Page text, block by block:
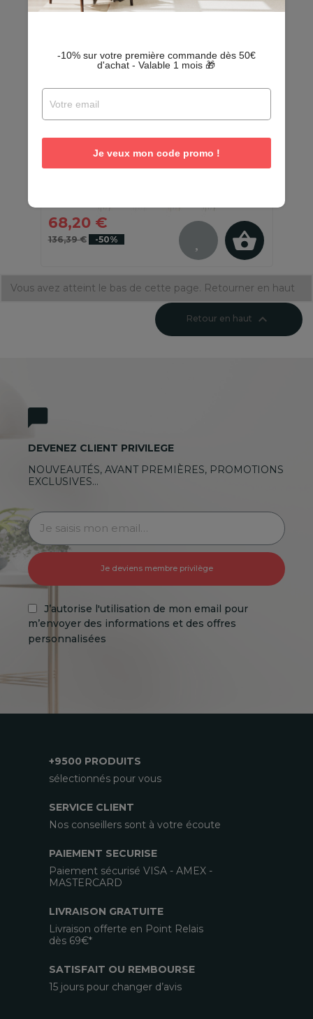
2 Cache-pots sur pieds en métal
Mesh
68,20 €
136,39 € -50%
Vous avez atteint le bas de cette page. Retourner en haut
Retour en haut 
DEVENEZ CLIENT PRIVILEGE
NOUVEAUTÉS, AVANT PREMIÈRES, PROMOTIONS
EXCLUSIVES…
Je deviens membre privilège
J’autorise l'utilisation de mon email pour
m’envoyer des informations et des offres
personnalisées
+9500 PRODUITS
sélectionnés pour vous
SERVICE CLIENT
Nos conseillers sont à votre écoute
PAIEMENT SECURISE
Paiement sécurisé VISA - AMEX -
MASTERCARD
LIVRAISON GRATUITE
Livraison offerte en Point Relais
dès 69€*
SATISFAIT OU REMBOURSE
15 jours pour changer d’avis
-10% sur votre première commande dès 50€
d'achat - Valable 1 mois 🎁
Je veux mon code promo !